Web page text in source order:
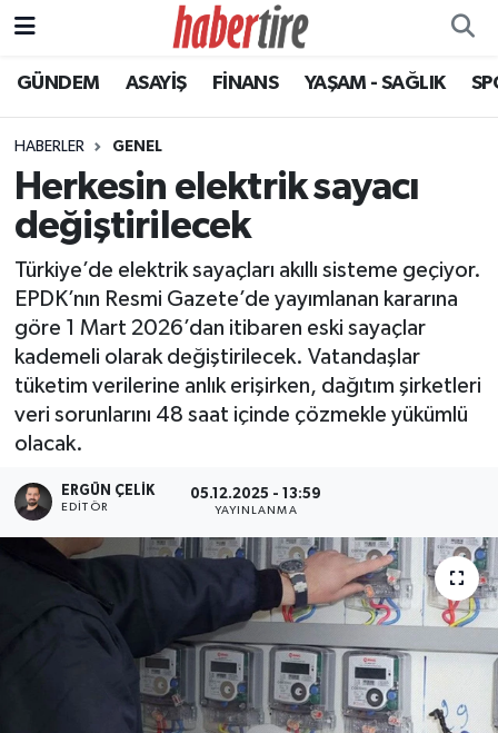
GÜNDEM ASAYİŞ FİNANS YAŞAM - SAĞLIK
HABERLER GENEL
Herkesin elektrik sayacı
değiştirilecek
Türkiye’de elektrik sayaçları akıllı sisteme geçiyor.
EPDK’nın Resmi Gazete’de yayımlanan kararına
göre 1 Mart 2026’dan itibaren eski sayaçlar
kademeli olarak değiştirilecek. Vatandaşlar
tüketim verilerine anlık erişirken, dağıtım şirketleri
veri sorunlarını 48 saat içinde çözmekle yükümlü
olacak.
ERGÜN ÇELIK
EDITÖR
05.12.2025 - 13:59
YAYINLANMA
Tire Nöbetçi Eczaneler
Tire Hava Durumu
Tire Trafik Yoğunluk Haritası
Tüm Manşetler
Son Dakika Haberleri
Haber Arşivi